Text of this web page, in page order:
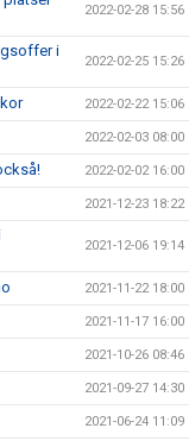
2022-02-28 15:56
i
2022-02-25 15:26
2022-02-22 15:06
2022-02-03 08:00
2022-02-02 16:00
2021-12-23 18:22
2021-12-06 19:14
2021-11-22 18:00
2021-11-17 16:00
2021-10-26 08:46
2021-09-27 14:30
2021-06-24 11:09